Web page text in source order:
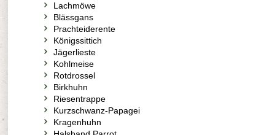
Lachmöwe
Blässgans
Prachteiderente
Königssittich
Jägerlieste
Kohlmeise
Rotdrossel
Birkhuhn
Riesentrappe
Kurzschwanz-Papagei
Kragenhuhn